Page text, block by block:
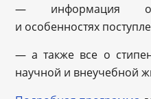
— информация о
и особенностях
— а также все о
научной и внеучебной